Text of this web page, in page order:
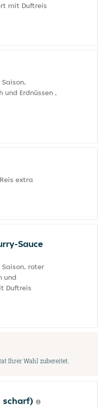
mit Duftreis
und Erdnüssen ,
extra
Sauce
roter
und
Duftreis
Ihrer Wahl zubereitet.
scharf)